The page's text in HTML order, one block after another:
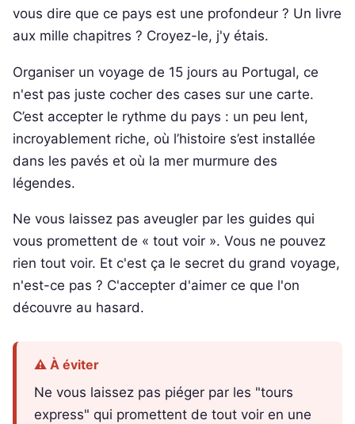
vous dire que ce pays est une profondeur ? Un livre
aux mille chapitres ? Croyez-le, j'y étais.
Organiser un voyage de 15 jours au Portugal, ce
n'est pas juste cocher des cases sur une carte.
C’est accepter le rythme du pays : un peu lent,
incroyablement riche, où l’histoire s’est installée
dans les pavés et où la mer murmure des
légendes.
Ne vous laissez pas aveugler par les guides qui
vous promettent de « tout voir ». Vous ne pouvez
rien tout voir. Et c'est ça le secret du grand voyage,
n'est-ce pas ? C'accepter d'aimer ce que l'on
découvre au hasard.
⚠️ À éviter
Ne vous laissez pas piéger par les "tours
express" qui promettent de tout voir en une